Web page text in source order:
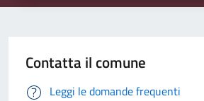
Contatta il comune
Leggi le domande frequenti